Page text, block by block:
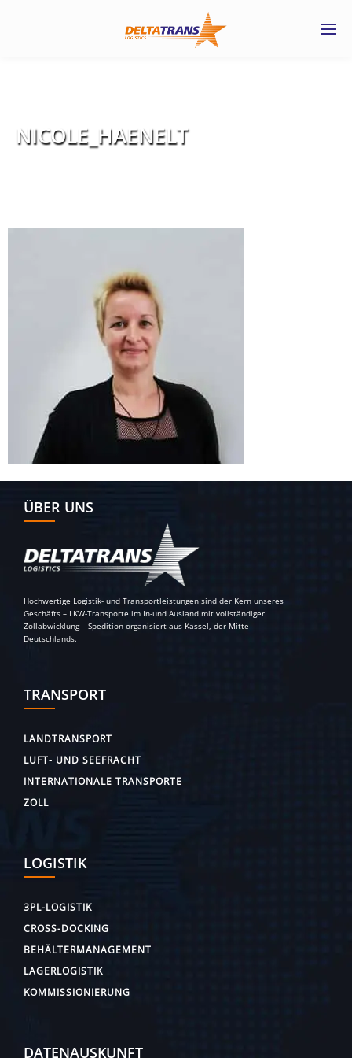
NICOLE_HAENELT
ÜBER UNS
Hochwertige Logistik- und Transportleistungen sind der Kern unseres
Geschäfts – LKW-Transporte im In-und Ausland mit vollständiger
Zollabwicklung – Spedition organisiert aus Kassel, der Mitte
Deutschlands.
TRANSPORT
LANDTRANSPORT
LUFT- UND SEEFRACHT
INTERNATIONALE TRANSPORTE
ZOLL
LOGISTIK
3PL-LOGISTIK
CROSS-DOCKING
BEHÄLTERMANAGEMENT
LAGERLOGISTIK
KOMMISSIONIERUNG
DATENAUSKUNFT